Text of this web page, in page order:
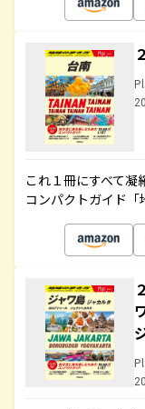
これ１冊にすべて
コンパクトガイド「